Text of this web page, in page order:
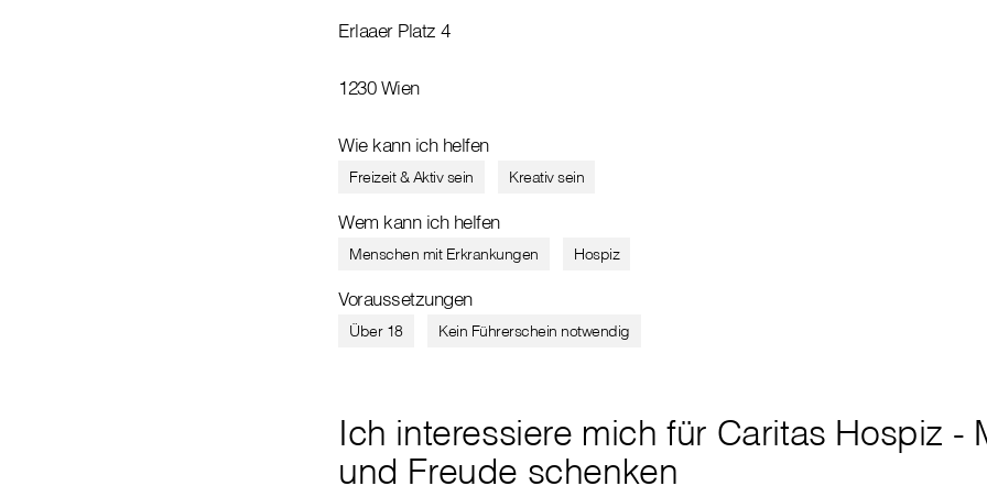
Erlaaer Platz 4
1230 Wien
Wie kann ich helfen
Freizeit & Aktiv sein Kreativ sein
Wem kann ich helfen
Menschen mit Erkrankungen Hospiz
Voraussetzungen
Über 18 Kein Führerschein notwendig
Ich interessiere mich für Caritas Hospiz -
und Freude schenken